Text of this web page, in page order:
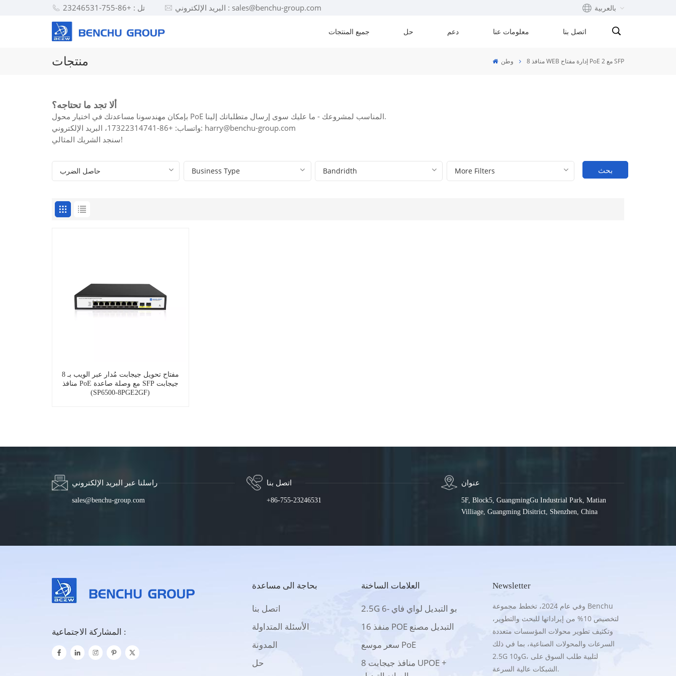
تل : +86-755-23246531 البريد الإلكتروني : sales@benchu-group.com بالعربية
بالعربية
جميع المنتجات حل دعم معلومات عنا اتصل بنا
منتجات وطن 8 منافذ WEB إدارة مفتاح PoE مع 2 SFP
ألا تجد ما تحتاجه؟
بإمكان مهندسونا مساعدتك في اختيار محول PoE المناسب لمشروعك - ما عليك سوى إرسال متطلباتك إلينا.
واتساب: +86-17322314741، البريد الإلكتروني: harry@benchu-group.com
سنجد الشريك المثالي!
بحث
مفتاح تحويل جيجابت مُدار عبر الويب بـ 8
منافذ PoE مع وصلة صاعدة SFP جيجابت
(SP6500-8PGE2GF)
راسلنا عبر البريد الإلكتروني
sales@benchu-group.com
اتصل بنا
+86-755-23246531
عنوان
5F, Block5, GuangmingGu Industrial Park, Matian
Villiage, Guangming Disitrict, Shenzhen, China
المشاركة الاجتماعية :
بحاجة الى مساعدة
اتصل بنا
الأسئلة المتداولة
المدونة
حل
العلامات الساخنة
2.5G بو التبديل لواي فاي -6
16 منفذ POE التبديل مصنع
سعر موسع PoE
8 منافذ جيجابت UPOE +
Newsletter
وفي عام 2024، تخطط مجموعة Benchu
لتخصيص 10% من إيراداتها للبحث والتطوير،
وتكثيف تطوير محولات المؤسسات متعددة
السرعات والمحولات الصناعية، بما في ذلك
2.5G و10G، لتلبية طلب السوق على
الشبكات عالية السرعة.